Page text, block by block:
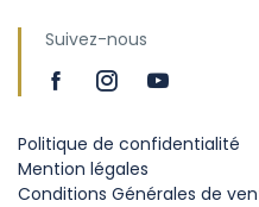
Suivez-nous
Politique de confidentialité
Mention légales
Conditions Générales de